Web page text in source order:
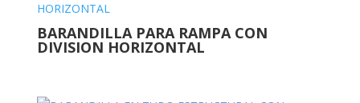
BARANDILLA PARA RAMPA CON
DIVISION HORIZONTAL